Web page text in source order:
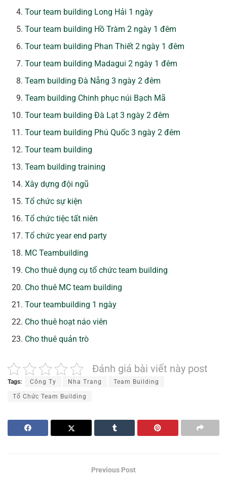
Tour team building Long Hải 1 ngày
Tour team building Hồ Tràm 2 ngày 1 đêm
Tour team building Phan Thiết 2 ngày 1 đêm
Tour team building Madagui 2 ngày 1 đêm
Team building Đà Nẵng 3 ngày 2 đêm
Team building Chinh phục núi Bạch Mã
Tour team building Đà Lạt 3 ngày 2 đêm
Tour team building Phú Quốc 3 ngày 2 đêm
Tour team building
Team building training
Xây dựng đội ngũ
Tổ chức sự kiện
Tổ chức tiệc tất niên
Tổ chức year end party
MC Teambuilding
Cho thuê dụng cụ tổ chức team building
Cho thuê MC team building
Tour teambuilding 1 ngày
Cho thuê hoạt náo viên
Cho thuê quản trò
Đánh giá bài viết này post
Tags: Công Ty Nha Trang Team Building
Tổ Chức Team Building
Previous Post